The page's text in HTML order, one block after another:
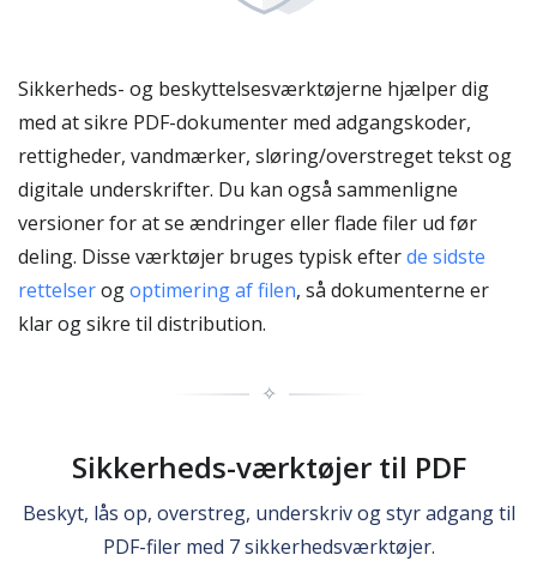
Sikkerheds- og beskyttelsesværktøjerne hjælper dig
med at sikre PDF-dokumenter med adgangskoder,
rettigheder, vandmærker, sløring/overstreget tekst og
digitale underskrifter. Du kan også sammenligne
versioner for at se ændringer eller flade filer ud før
deling. Disse værktøjer bruges typisk efterde sidste
rettelserogoptimering af filen, så dokumenterne er
klar og sikre til distribution.
✧
Sikkerheds-værktøjer til PDF
Beskyt, lås op, overstreg, underskriv og styr adgang til
PDF-filer med 7 sikkerhedsværktøjer.